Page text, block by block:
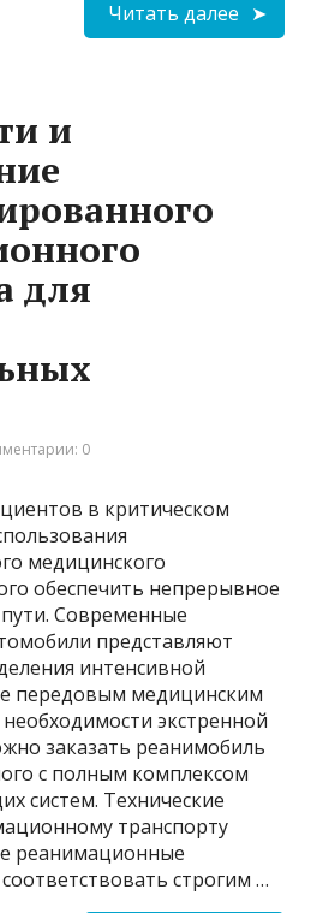
Читать далее
и
для
0
в критическом
медицинского
обеспечить непрерывное
Современные
представляют
интенсивной
передовым медицинским
экстренной
заказать реанимобиль
с полным комплексом
систем. Технические
транспорту
реанимационные
строгим …